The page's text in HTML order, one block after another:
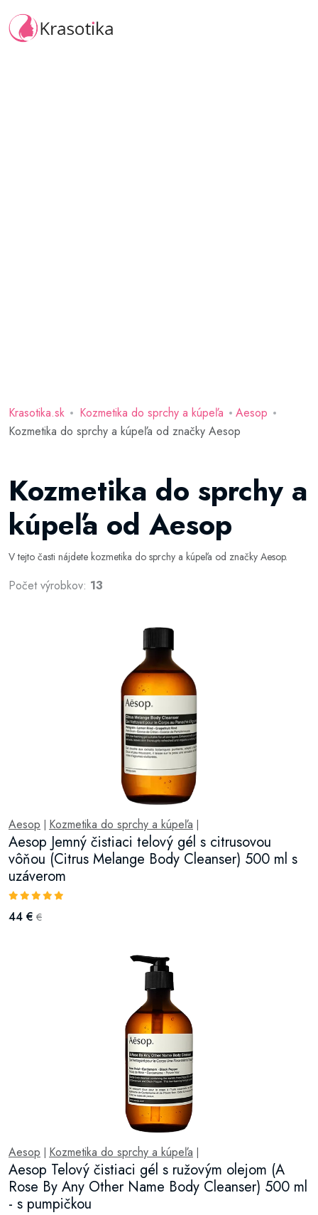
Krasotika.sk Kozmetika do sprchy a kúpeľa
Aesop
Kozmetika do sprchy a kúpeľa od značky Aesop
Kozmetika do sprchy a
kúpeľa od Aesop
V tejto časti nájdete kozmetika do sprchy a kúpeľa od značky Aesop.
Počet výrobkov: 13
Aesop Kozmetika do sprchy a kúpeľa
Aesop Jemný čistiaci telový gél s citrusovou
vôňou (Citrus Melange Body Cleanser) 500 ml s
uzáverom
44 € €
Aesop Kozmetika do sprchy a kúpeľa
Aesop Telový čistiaci gél s ružovým olejom (A
Rose By Any Other Name Body Cleanser) 500 ml
- s pumpičkou